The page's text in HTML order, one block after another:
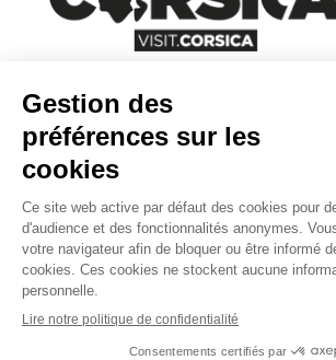
Newsletter
Inscrivez-vous àla lettre d’information
l’Agence du tourisme de la Corse.